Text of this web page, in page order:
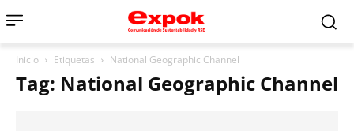
Inicio Etiquetas National Geographic Channel
Tag: National Geographic Channel